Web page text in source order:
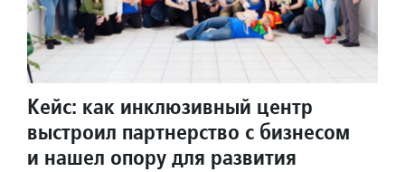
Кейс: как инклюзивный центр
выстроил партнерство с бизнесом
и нашел опору для развития